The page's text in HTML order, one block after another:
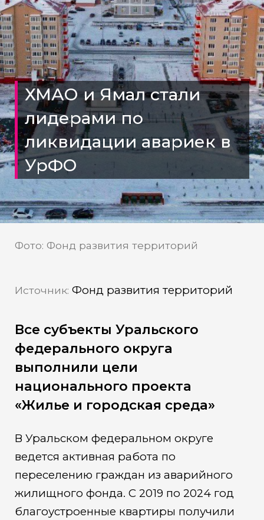
ХМАО и Ямал стали
лидерами по
ликвидации авариек в
УрФО
Фото: Фонд развития территорий
Источник: Фонд развития территорий
Все субъекты Уральского
федерального округа
выполнили цели
национального проекта
«Жилье и городская среда»
В Уральском федеральном округе
ведется активная работа по
переселению граждан из аварийного
жилищного фонда. С 2019 по 2024 год
благоустроенные квартиры получили